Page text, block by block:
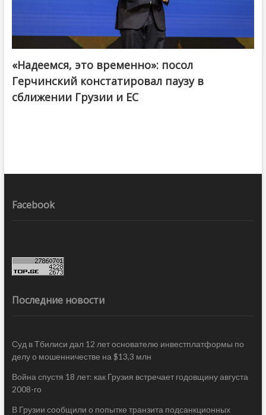
«Надеемся, это временно»: посол
Герчинский констатировал паузу в
сближении Грузии и ЕС
Facebook
Последние новости
Суд в Тбилиси дал 12 лет основателю инвестплатформы по
делу о мошенничестве на $13,3 млн
Война спустя 18 лет: как Грузия встречает годовщину августа
2008-го
В Грузии сообщили о попытке транзита подсанкционных